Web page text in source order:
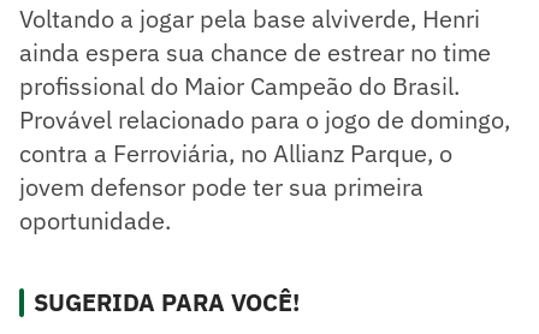
Voltando a jogar pela base alviverde, Henri
ainda espera sua chance de estrear no time
profissional do Maior Campeão do Brasil.
Provável relacionado para o jogo de domingo,
contra a Ferroviária, no Allianz Parque, o
jovem defensor pode ter sua primeira
oportunidade.
SUGERIDA PARA VOCÊ!